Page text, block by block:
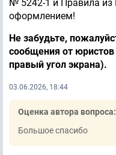
№ 5242-1 и Правила
оформлением!
Не забудьте,
сообщения от
правый угол экрана).
03.06.2026, 18:44
Оценка автора вопроса:
Большое спасибо